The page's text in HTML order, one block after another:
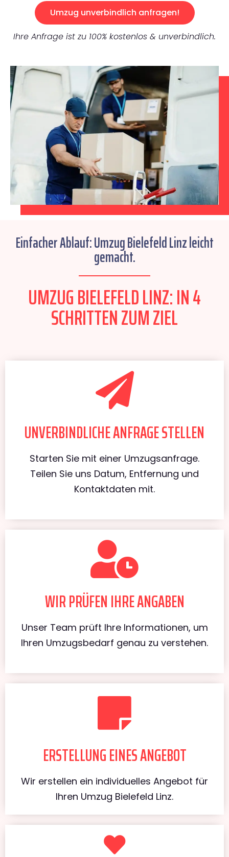
Umzug unverbindlich anfragen!
Ihre Anfrage ist zu 100% kostenlos & unverbindlich.
Einfacher Ablauf: Umzug Bielefeld Linz leicht
gemacht.
UMZUG BIELEFELD LINZ: IN 4
SCHRITTEN ZUM ZIEL
UNVERBINDLICHE ANFRAGE STELLEN
Starten Sie mit einer Umzugsanfrage.
Teilen Sie uns Datum, Entfernung und
Kontaktdaten mit.
WIR PRÜFEN IHRE ANGABEN
Unser Team prüft Ihre Informationen, um
Ihren Umzugsbedarf genau zu verstehen.
ERSTELLUNG EINES ANGEBOT
Wir erstellen ein individuelles Angebot für
Ihren Umzug Bielefeld Linz.